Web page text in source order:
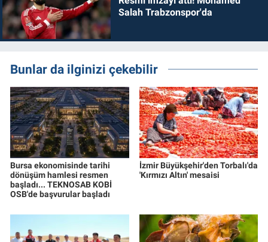
Salah Trabzonspor'da
Bunlar da ilginizi çekebilir
Bursa ekonomisinde tarihi
dönüşüm hamlesi resmen
başladı... TEKNOSAB KOBİ
OSB'de başvurular başladı
İzmir Büyükşehir'den Torbalı'da
'Kırmızı Altın' mesaisi